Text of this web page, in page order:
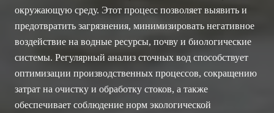
окружающую среду. Этот процесс позволяет выявить и
предотвратить загрязнения, минимизировать негативное
воздействие на водные ресурсы, почву и биологические
системы. Регулярный анализ сточных вод способствует
оптимизации производственных процессов, сокращению
затрат на очистку и обработку стоков, а также
обеспечивает соблюдение норм экологической